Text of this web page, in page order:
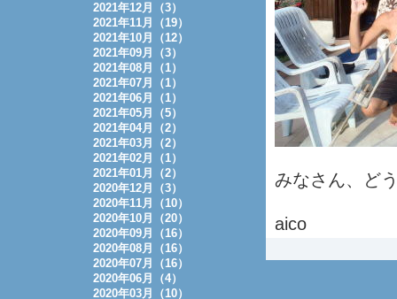
みなさん、ど
aico
2021年12月（3）
2021年11月（19）
2021年10月（12）
2021年09月（3）
2021年08月（1）
2021年07月（1）
2021年06月（1）
2021年05月（5）
2021年04月（2）
2021年03月（2）
2021年02月（1）
2021年01月（2）
2020年12月（3）
2020年11月（10）
2020年10月（20）
2020年09月（16）
2020年08月（16）
2020年07月（16）
2020年06月（4）
2020年03月（10）